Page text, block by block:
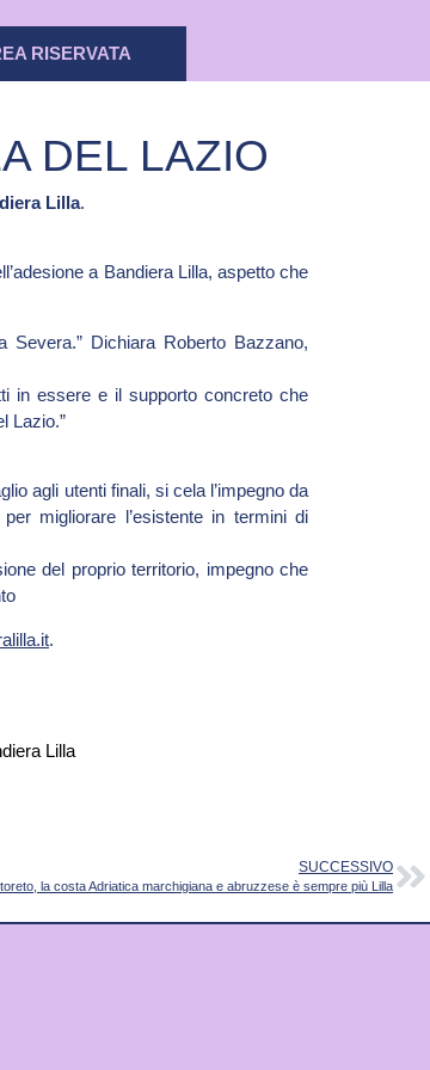
RISERVATA
DEL LAZIO
Lilla.
a Bandiera Lilla, aspetto che
Dichiara Roberto Bazzano,
in essere e il supporto concreto che
Lazio.”
agli utenti finali, si cela l’impegno da
migliorare l’esistente in termini di
del proprio territorio, impegno che
.
SUCCESSIVO
la costa Adriatica marchigiana e abruzzese è sempre più Lilla